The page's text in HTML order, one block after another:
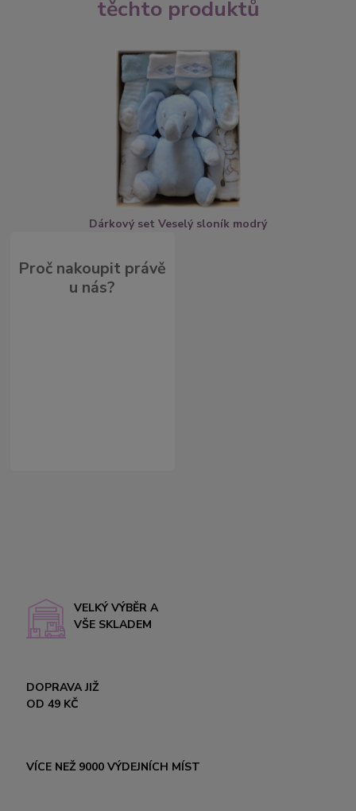
těchto produktů
Dárkový set Veselý sloník modrý
Proč nakoupit právě
u nás?
VELKÝ VÝBĚR A
VŠE SKLADEM
DOPRAVA JIŽ
OD 49 KČ
VÍCE NEŽ 9000 VÝDEJNÍCH MÍST